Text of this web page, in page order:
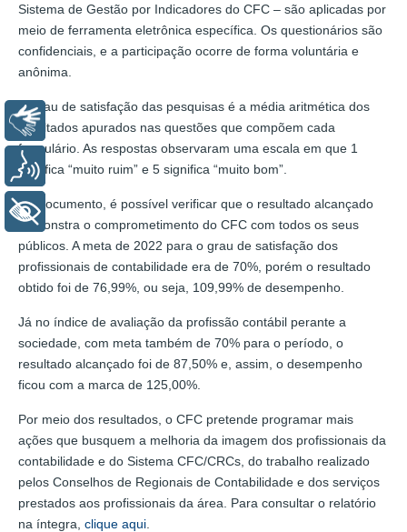
Sistema de Gestão por Indicadores do CFC – são aplicadas por
meio de ferramenta eletrônica específica. Os questionários são
confidenciais, e a participação ocorre de forma voluntária e
anônima.
O grau de satisfação das pesquisas é a média aritmética dos
resultados apurados nas questões que compõem cada
formulário. As respostas observaram uma escala em que 1
significa “muito ruim” e 5 significa “muito bom”.
No documento, é possível verificar que o resultado alcançado
demonstra o comprometimento do CFC com todos os seus
públicos. A meta de 2022 para o grau de satisfação dos
profissionais de contabilidade era de 70%, porém o resultado
obtido foi de 76,99%, ou seja, 109,99% de desempenho.
Já no índice de avaliação da profissão contábil perante a
sociedade, com meta também de 70% para o período, o
resultado alcançado foi de 87,50% e, assim, o desempenho
ficou com a marca de 125,00%.
Por meio dos resultados, o CFC pretende programar mais
ações que busquem a melhoria da imagem dos profissionais da
contabilidade e do Sistema CFC/CRCs, do trabalho realizado
pelos Conselhos de Regionais de Contabilidade e dos serviços
prestados aos profissionais da área. Para consultar o relatório
na íntegra, clique aqui
Libras
Voz
+ Acessibilidade